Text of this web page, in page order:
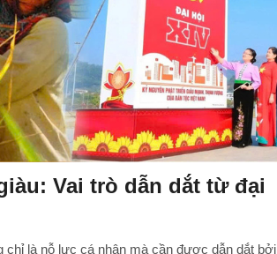
Vai trò dẫn dắt từ đại
chỉ là nỗ lực cá nhân mà cần được dẫn dắt bởi